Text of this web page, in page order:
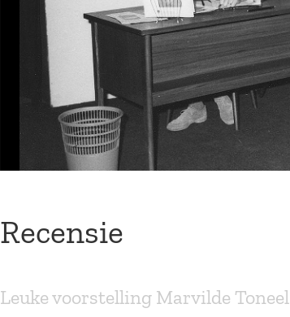
Recensie
Leuke voorstelling Marvilde Toneel